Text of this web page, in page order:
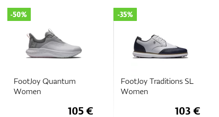
FootJoy Quantum
Women
-50%
105 €
FootJoy Traditions SL
Women
-35%
103 €